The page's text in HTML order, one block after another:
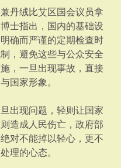
丹绒比艾区国会议员拿
士指出，国内的基础设
确而严谨的定期检查时
，避免这些与公众安全
，一旦出现事故，直接
国家形象。
出现问题，轻则让国家
造成人民伤亡，政府部
对不能掉以轻心，更不
理的心态。